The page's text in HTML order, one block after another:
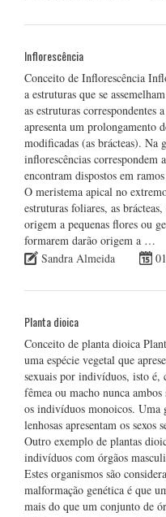
Inflorescência
Conceito de Inflorescência
a estruturas que se
as estruturas correspondentes
apresenta um prolongamento
modificadas (as brácteas). Na
inflorescências correspondem
encontram dispostos em
O meristema apical no
estruturas foliares, as
origem a pequenas flores ou
formarem darão origem a …
Sandra Almeida
Planta dioica
Conceito de planta dioica
uma espécie vegetal que
sexuais por indivíduos, isto é,
fêmea ou macho nunca
os indivíduos monoicos. Uma
lenhosas apresentam os sexos
Outro exemplo de plantas
indivíduos com órgãos
Estes organismos são
malformação genética é que
mais do que um conjunto de